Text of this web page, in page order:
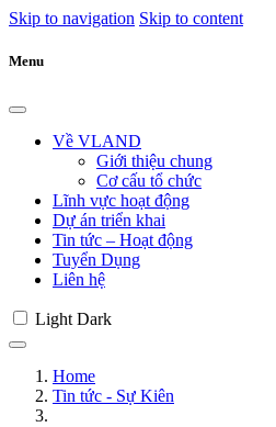
Skip to navigation Skip to content
Menu
Về VLAND
Giới thiệu chung
Cơ cấu tổ chức
Lĩnh vực hoạt động
Dự án triển khai
Tin tức – Hoạt động
Tuyển Dụng
Liên hệ
Light Dark
Home
Tin tức - Sự Kiên